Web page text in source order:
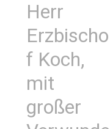
Herr
Erzbischo
f Koch,
mit
großer